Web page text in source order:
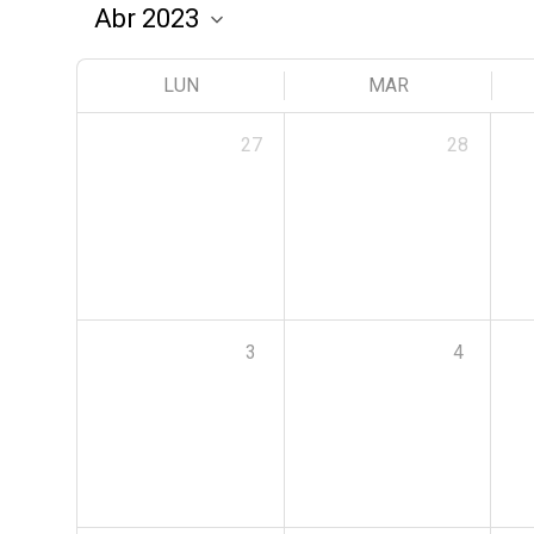
LUN MAR
27 28
3 4